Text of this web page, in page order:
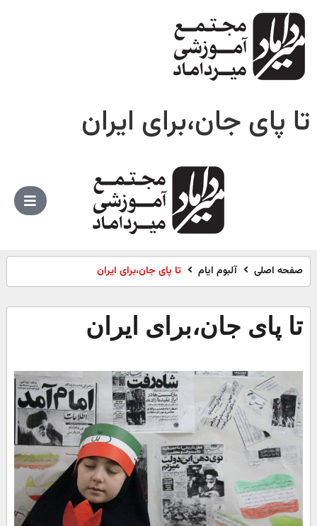
تا پای جان،برای ایران
صفحه اصلی آلبوم ایام تا پای جان،برای ایران
تا پای جان،برای ایران